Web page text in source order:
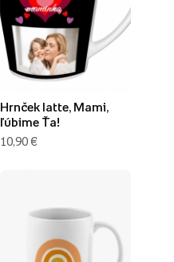
Hrnček latte, Mami,
ľúbime Ťa!
10,90 €